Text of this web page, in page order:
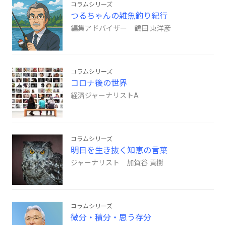
コラムシリーズ
つるちゃんの雑魚釣り紀行
編集アドバイザー 鶴田 東洋彦
コラムシリーズ
コロナ後の世界
経済ジャーナリストA
コラムシリーズ
明日を生き抜く知恵の言葉
ジャーナリスト 加賀谷 貢樹
コラムシリーズ
微分・積分・思う存分